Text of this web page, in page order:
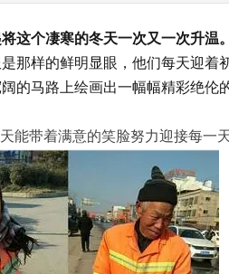
这个凄寒的冬天一次又一次升温。
那样的鲜明显眼，他们每天迎着
的马路上绘画出一幅幅精彩绝伦
能带着满意的笑脸努力迎接每一